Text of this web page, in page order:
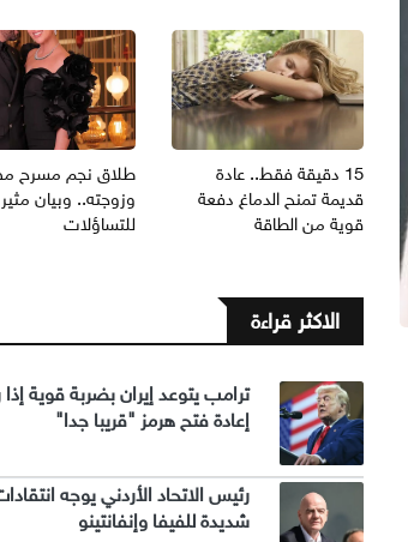
15 دقيقة فقط.. عادة
قديمة تمنح الدماغ دفعة
قوية من الطاقة
طلاق نجم مسرح
وزوجته.. وبيان مثير
للتساؤلات
الاكثر قراءة
ترامب يتوعد إيران بضربة قوية
إعادة فتح هرمز "قريبا جدا"
رئيس الاتحاد الأردني يوجه
شديدة للفيفا وإنفانتينو